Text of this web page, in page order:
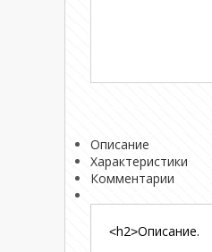
Описание
Характеристики
Комментарии
˂h2˃Описание.